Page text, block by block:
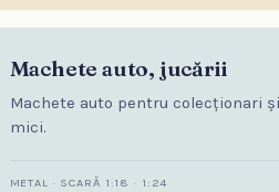
Machete auto, jucării
Machete auto pentru colecționari
mici.
METAL · SCARĂ 1:18 · 1:24